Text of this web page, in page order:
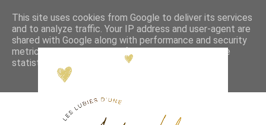
This site uses cookies from Google to deliver its services
and to analyze traffic. Your IP address and user-agent are
shared with Google along with performance and security
metrics to ensure quality of service, generate usage
statistics, and to detect and address abuse.